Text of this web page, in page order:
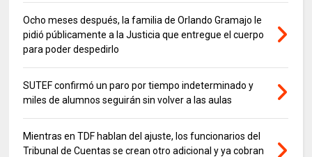
Ocho meses después, la familia de Orlando Gramajo le
pidió públicamente a la Justicia que entregue el cuerpo
para poder despedirlo
SUTEF confirmó un paro por tiempo indeterminado y
miles de alumnos seguirán sin volver a las aulas
Mientras en TDF hablan del ajuste, los funcionarios del
Tribunal de Cuentas se crean otro adicional y ya cobran